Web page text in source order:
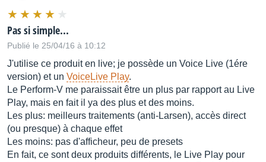
Pas si simple...
Publié le 25/04/16 à 10:12
J'utilise ce produit en live; je possède un Voice Live (1ére
version) et un VoiceLive Play.
Le Perform-V me paraissait être un plus par rapport au Live
Play, mais en fait il ya des plus et des moins.
Les plus: meilleurs traitements (anti-Larsen), accès direct
(ou presque) à chaque effet
Les moins: pas d'afficheur, peu de presets
En fait, ce sont deux produits différents, le Live Play pour